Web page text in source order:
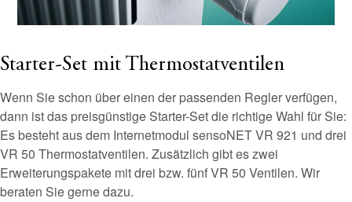
Starter-Set mit Thermostatventilen
Wenn Sie schon über einen der passenden Regler verfügen,
dann ist das preisgünstige Starter-Set die richtige Wahl für Sie:
Es besteht aus dem Internetmodul sensoNET VR 921 und drei
VR 50 Thermostatventilen. Zusätzlich gibt es zwei
Erweiterungspakete mit drei bzw. fünf VR 50 Ventilen. Wir
beraten Sie gerne dazu.